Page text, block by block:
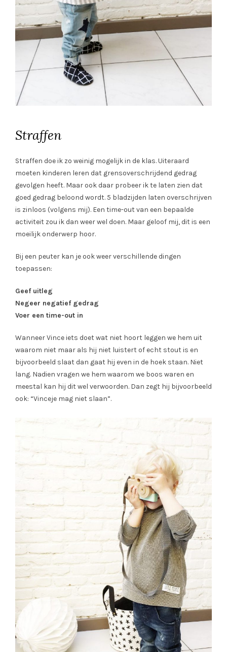
Straffen
Straffen doe ik zo weinig mogelijk in de klas. Uiteraard
moeten kinderen leren dat grensoverschrijdend gedrag
gevolgen heeft. Maar ook daar probeer ik te laten zien dat
goed gedrag beloond wordt. 5 bladzijden laten overschrijven
is zinloos (volgens mij). Een time-out van een bepaalde
activiteit zou ik dan weer wel doen. Maar geloof mij, dit is een
moeilijk onderwerp hoor.
Bij een peuter kan je ook weer verschillende dingen
toepassen:
Geef uitleg
Negeer negatief gedrag
Voer een time-out in
Wanneer Vince iets doet wat niet hoort leggen we hem uit
waarom niet maar als hij niet luistert of echt stout is en
bijvoorbeeld slaat dan gaat hij even in de hoek staan. Niet
lang. Nadien vragen we hem waarom we boos waren en
meestal kan hij dit wel verwoorden. Dan zegt hij bijvoorbeeld
ook: “Vinceje mag niet slaan”.